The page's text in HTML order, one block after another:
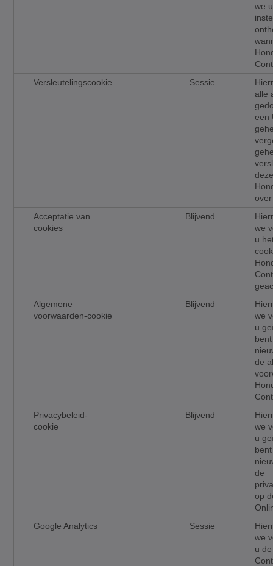
we
Versleutelingscookie
Sessie
alle
een
Acceptatie van
cookies
Blijvend
we
u
Algemene
voorwaarden-cookie
Blijvend
we
u
de
Privacybeleid-
cookie
Blijvend
we
u
de
op
Google Analytics
Sessie
we
u